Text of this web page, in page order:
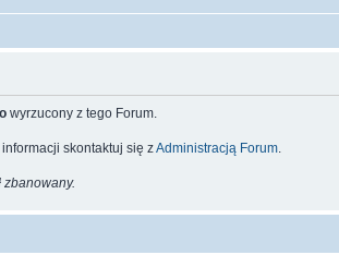
wyrzucony z tego Forum.
skontaktuj się zAdministracją Forum
zbanowany.